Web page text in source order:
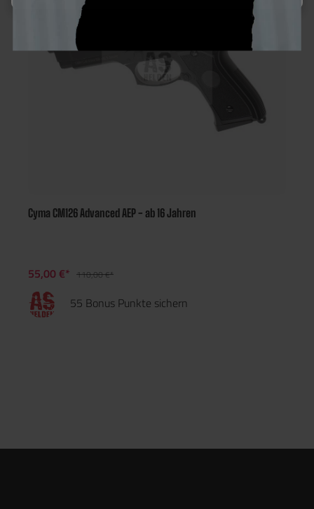
Cyma CM126 Advanced AEP - ab 16 Jahren
55,00 €* 110,00 €*
55 Bonus Punkte sichern